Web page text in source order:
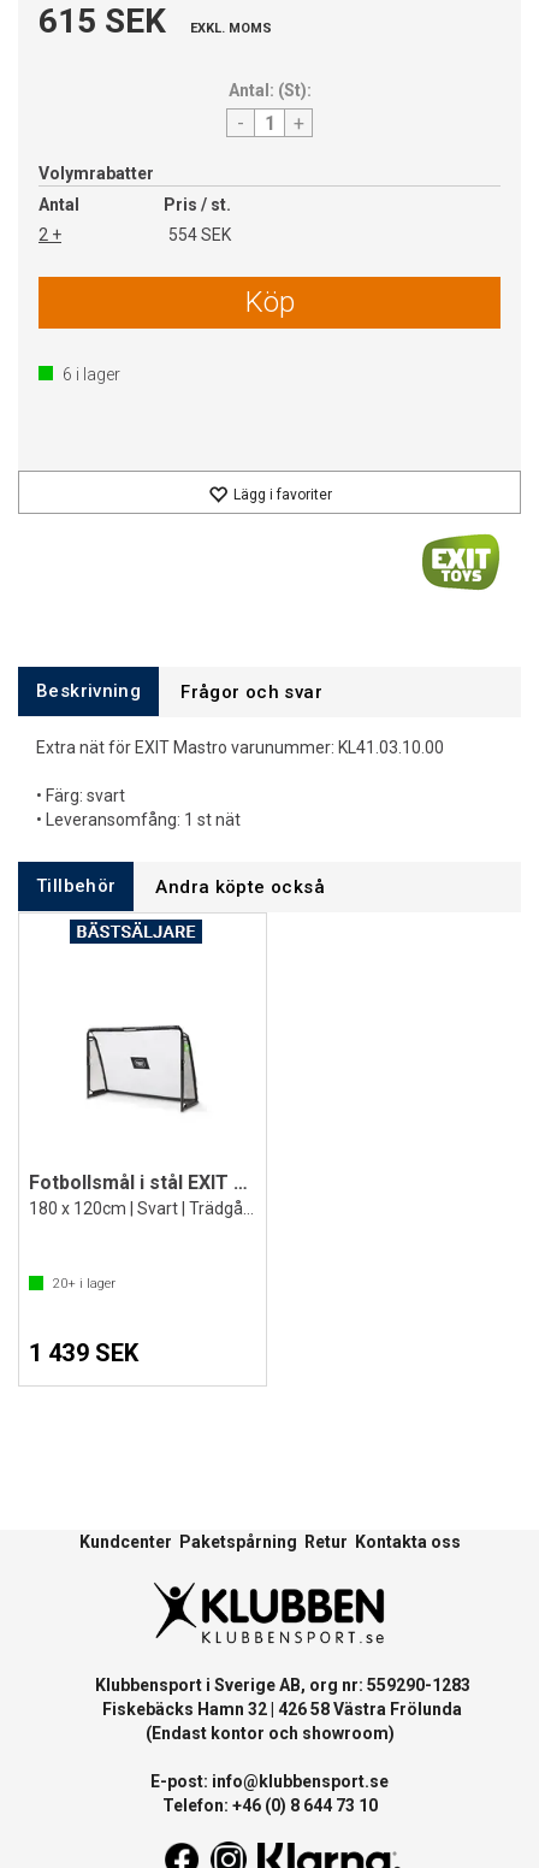
615 SEK EXKL. MOMS
Antal: (St):
- +
Volymrabatter
Antal
Pris / st.
2 +
554 SEK
Köp
6 i lager
Lägg i favoriter
Beskrivning Frågor och svar
Extra nät för EXIT Mastro varunummer: KL41.03.10.00
• Färg: svart
• Leveransomfång: 1 st nät
Tillbehör Andra köpte också
Fotbollsmål i stål EXIT Maestro
20+ i lager
1 439 SEK
Kundcenter Paketspårning Retur Kontakta oss
Klubbensport i Sverige AB, org nr: 559290-1283
Fiskebäcks Hamn 32 | 426 58 Västra Frölunda
(Endast kontor och showroom)
E-post: info@klubbensport.se
Telefon: +46 (0) 8 644 73 10